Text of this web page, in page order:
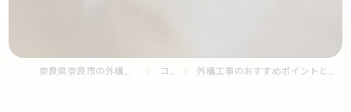
コラム 外構工事のおすすめポイントと奈良県で失敗しない業者選びのコツ